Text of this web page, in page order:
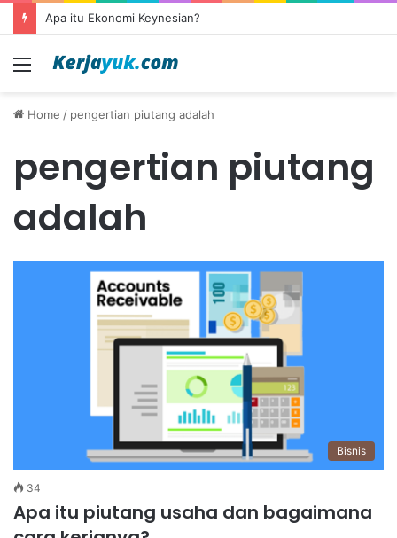
Apa itu Ekonomi Keynesian?
Menu
Home / pengertian piutang adalah
pengertian piutang
adalah
Bisnis
34
Apa itu piutang usaha dan bagaimana